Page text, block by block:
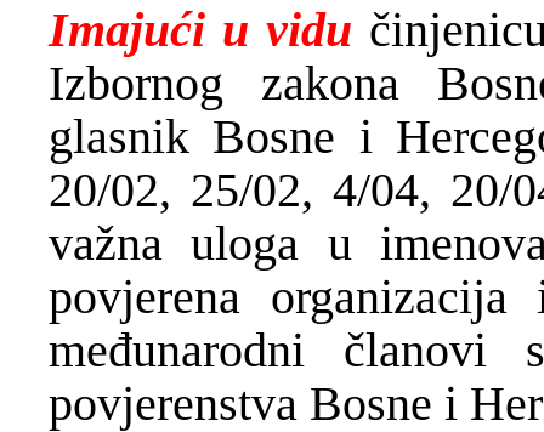
Imajući u vidu
Izbornog zakona
glasnik Bosne i
20/02, 25/02, 4/04, 20/
važna uloga u
povjerena
međunarodni članovi
povjerenstva Bosne i